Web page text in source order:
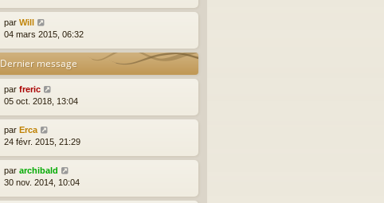
par Will
04 mars 2015, 06:32
Dernier message
par freric
05 oct. 2018, 13:04
par Erca
24 févr. 2015, 21:29
par archibald
30 nov. 2014, 10:04